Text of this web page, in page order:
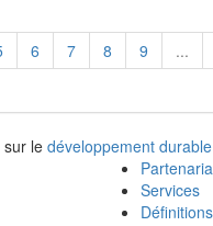
6 7 8 9 ...
le développement durable
Services
Définitions